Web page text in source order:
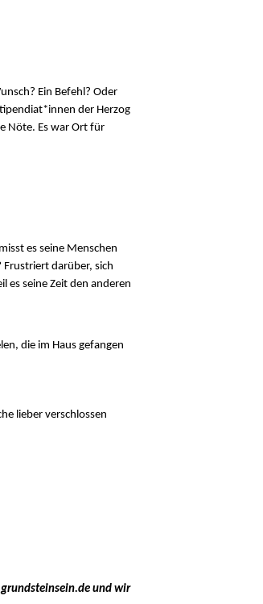
Ein Befehl? Oder
der Herzog
Nöte. Es war Ort für
es seine Menschen
Frustriert darüber, sich
es seine Zeit den anderen
die im Haus gefangen
lieber verschlossen
und wir